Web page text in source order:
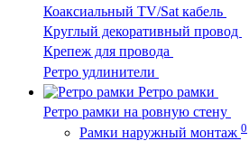
Коаксиальный TV/Sat кабель
Круглый декоративный провод
Крепеж для провода
Ретро удлинители
Ретро рамки
Ретро рамки на ровную стену
Рамки наружный монтаж 0